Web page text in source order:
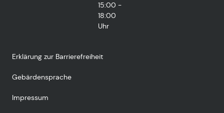
15:00 -
18:00
Uhr
Erklärung zur Barrierefreiheit
Gebärdensprache
Impressum